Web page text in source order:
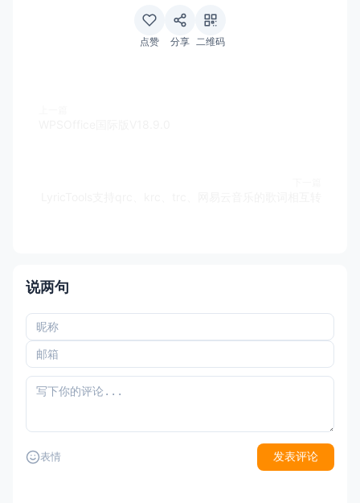
点赞 分享 二维码
说两句
表情 发表评论